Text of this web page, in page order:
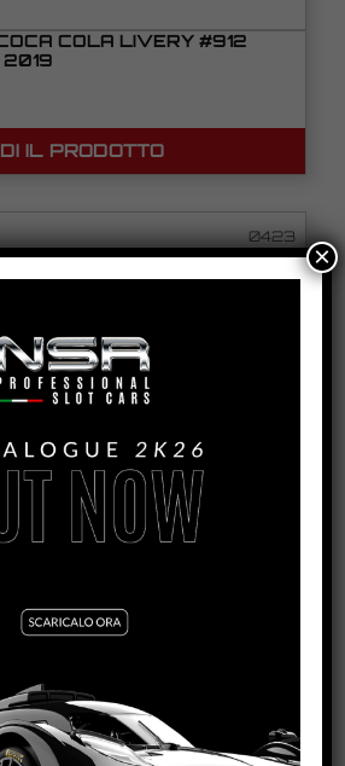
COLA LIVERY #912
2019
IL PRODOTTO
0423
GPX 2020 #40 TARGA
LIVERY
×